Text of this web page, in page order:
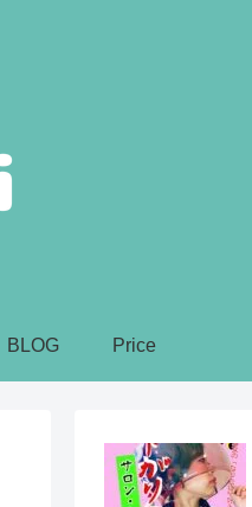
BLOG Price